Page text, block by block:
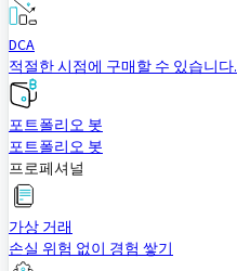
DCA
적절한 시점에 구매할 수 있습니다.
포트폴리오 봇
포트폴리오 봇
프로페셔널
가상 거래
손실 위험 없이 경험 쌓기